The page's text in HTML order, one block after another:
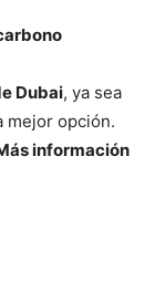
Dubai, ya sea
mejor opción.
información